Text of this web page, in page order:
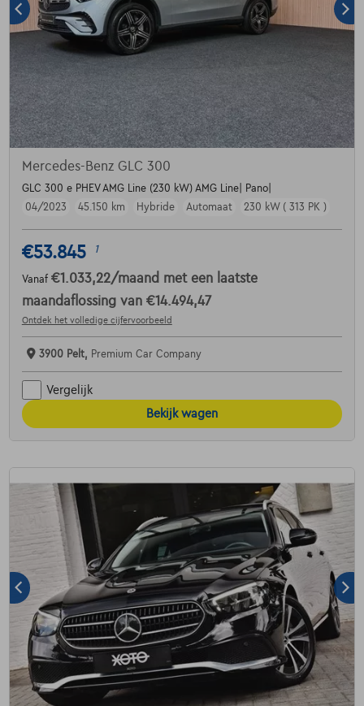
Mercedes-Benz GLC 300
GLC 300 e PHEV AMG Line (230 kW) AMG Line| Pano|
04/2023
45.150 km Hybride Automaat 230 kW ( 313 PK )
€53.845 1
Vanaf €1.033,22/maand met een laatste
maandaflossing van €14.494,47
Ontdek het volledige cijfervoorbeeld
3900 Pelt, Premium Car Company
Vergelijk
Bekijk wagen